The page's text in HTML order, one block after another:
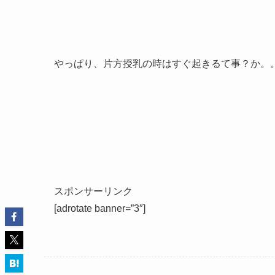
やっぱり、片方授乳の時はすぐ起きるて事？か。
スポンサーリンク
[adrotate banner=”3″]